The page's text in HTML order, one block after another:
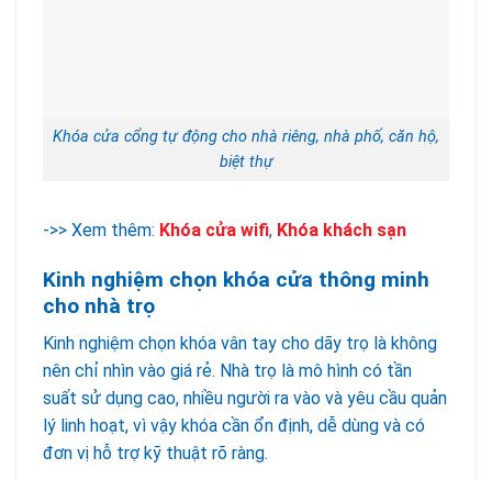
Khóa cửa cổng tự động cho nhà riêng, nhà phố, căn hộ,
biệt thự
->> Xem thêm: Khóa cửa wifi, Khóa khách sạn
Kinh nghiệm chọn khóa cửa thông minh
cho nhà trọ
Kinh nghiệm chọn khóa vân tay cho dãy trọ là không
nên chỉ nhìn vào giá rẻ. Nhà trọ là mô hình có tần
suất sử dụng cao, nhiều người ra vào và yêu cầu quản
lý linh hoạt, vì vậy khóa cần ổn định, dễ dùng và có
đơn vị hỗ trợ kỹ thuật rõ ràng.